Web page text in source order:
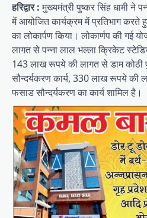
हरिद्वार :मुख्यमंत्री पुष्कर सिंह धामी ने
में आयोजित कार्यक्रम में प्रतिभाग
का लोकार्पण किया। लोकार्णप की गई
लागत से पन्ना लाल भल्ला क्रिकेट
143 लाख रूपये की लागत से डाम कोठी
सौन्दर्यकरण कार्य, 330 लाख रूपये की
फसाड सौन्दर्यकरण का कार्य शामिल है।